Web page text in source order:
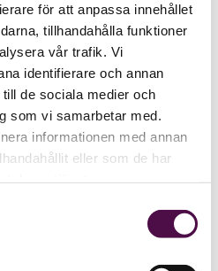
för att anpassa innehållet
tillhandahålla funktioner
vår trafik. Vi
identifierare och annan
de sociala medier och
som vi samarbetar med.
informationen med annan
eller som de har